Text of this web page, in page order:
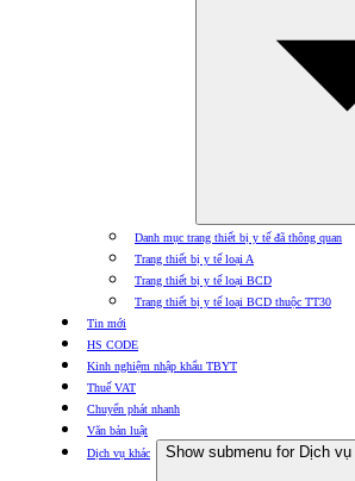
Danh mục trang thiết bị y tế đã thông quan
Trang thiết bị y tế loại A
Trang thiết bị y tế loại BCD
Trang thiết bị y tế loại BCD thuộc TT30
Tin mới
HS CODE
Kinh nghiệm nhập khẩu TBYT
Thuế VAT
Chuyển phát nhanh
Văn bản luật
Dịch vụ khác
Show submenu for Dịch vụ